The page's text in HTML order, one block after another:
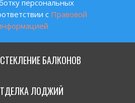
на консультацию
по телефону 8 (495)
персональных
с Правовой
БАЛКОНОВ
ЛОДЖИЙ